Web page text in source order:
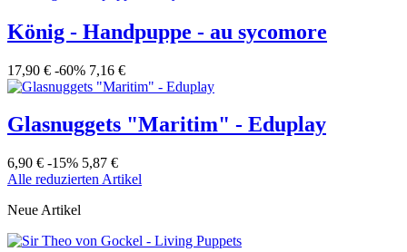
König - Handpuppe - au sycomore
17,90 € -60% 7,16 €
Glasnuggets "Maritim" - Eduplay
6,90 € -15% 5,87 €
Alle reduzierten Artikel
Neue Artikel